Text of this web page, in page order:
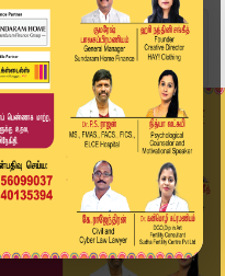
விஜய் | TVK V...